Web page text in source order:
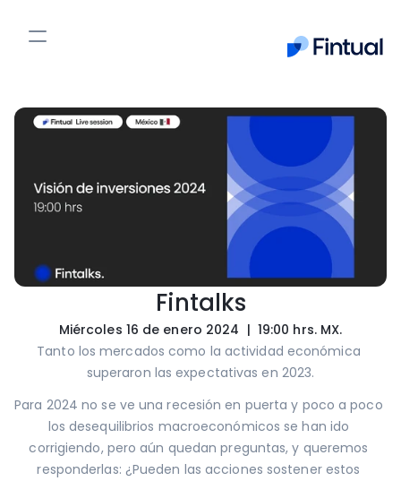
Plan de Retiro
Acciones
Fintualist
Empieza ahora
Fintalks
Miércoles 16 de enero 2024  |  19:00 hrs. MX.
Tanto los mercados como la actividad económica
superaron las expectativas en 2023.
Para 2024 no se ve una recesión en puerta y poco a poco
los desequilibrios macroeconómicos se han ido
corrigiendo, pero aún quedan preguntas, y queremos
responderlas: ¿Pueden las acciones sostener estos